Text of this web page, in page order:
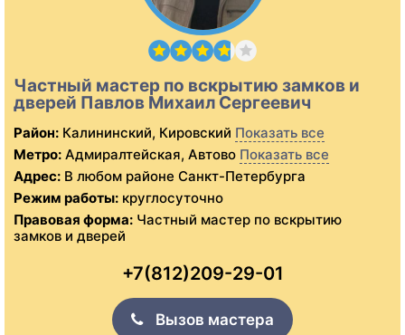
Частный мастер по вскрытию замков и
дверей Павлов Михаил Сергеевич
Район: Калининский, Кировский Показать все
Метро: Адмиралтейская, Автово Показать все
Адрес: В любом районе Санкт-Петербурга
Режим работы: круглосуточно
Правовая форма: Частный мастер по вскрытию
замков и дверей
+7(812)209-29-01
Вызов мастера